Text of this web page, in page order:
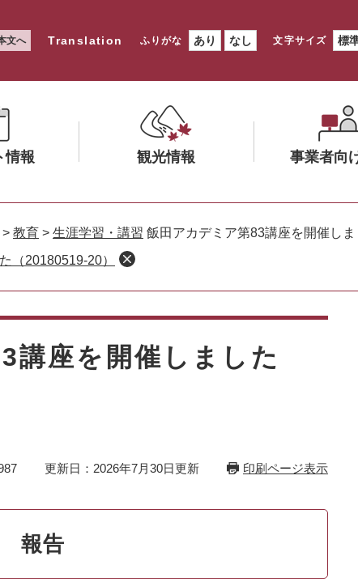
文へ Translation ふりがな あり なし 文字サイズ 標
情報 観光情報
ニ
ー
を
く
事業者向
ニ
を
く
> 教育 > 生涯学習・講習 飯田アカデミア第83講座を開催しま
（20180519‐20）
講座を開催しました
更新日：2026年7月30日更新 印刷ページ表示
報告